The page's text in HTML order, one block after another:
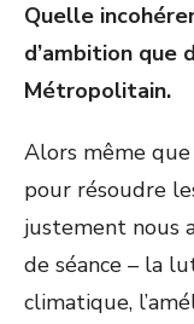
Quelle
d’ambition que
Métropolitain.
Alors même
pour résoudre
justement nous
de séance – la
climatique,